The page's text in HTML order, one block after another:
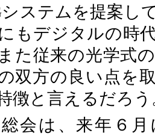
システムを提案し
もデジタルの時
た従来の光学式
双方の良い点を
徴と言えるだろう
総会は、来年６